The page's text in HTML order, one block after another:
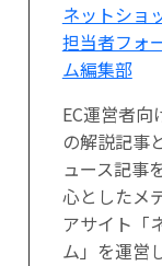
ネットショ
担当者フォ
ム編集部
EC運営者向
の解説記事
ュース記事
心としたメ
アサイト「
ム」を運営